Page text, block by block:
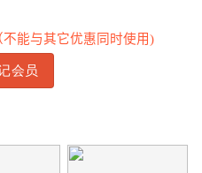
不能与其它优惠同时使用)
会员